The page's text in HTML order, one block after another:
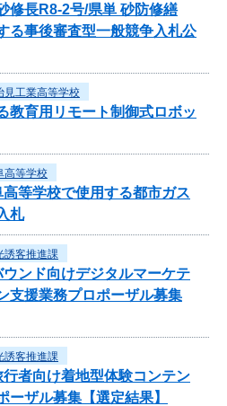
修長R8-2号/県単 砂防修繕
る事後審査型一般競争入札公
見工業高等学校
教育用リモート制御式ロボッ
高等学校
等学校で使用する都市ガス
札
誘客推進課
ンド向けデジタルマーケテ
支援業務プロポーザル募集
誘客推進課
者向け着地型体験コンテン
ーザル募集【選定結果】